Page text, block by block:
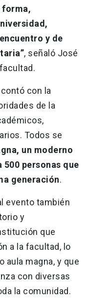
forma,
y de
, señaló José
con la
de la
Todos se
un moderno
personas que
generación.
evento también
y
que
a la facultad, lo
aula magna, y que
con diversas
la comunidad.